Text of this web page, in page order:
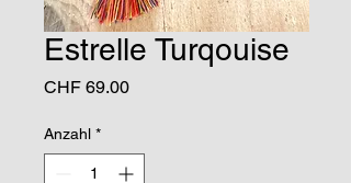
Estrelle Turqouise
CHF 69.00Preis
Anzahl *